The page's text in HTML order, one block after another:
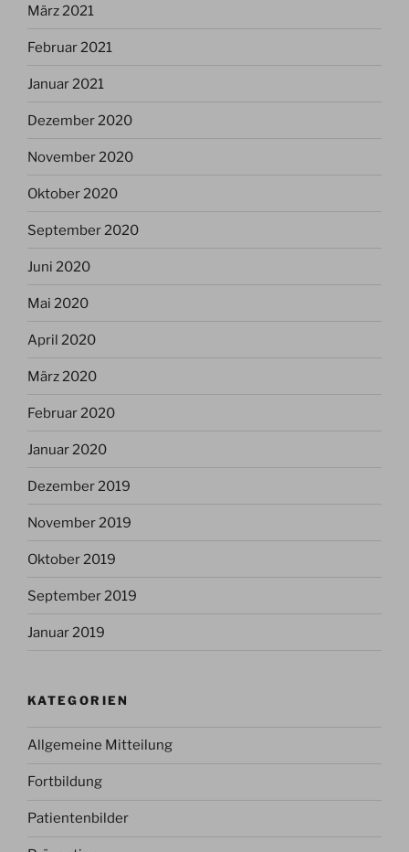
März 2021
Februar 2021
Januar 2021
Dezember 2020
November 2020
Oktober 2020
September 2020
Juni 2020
Mai 2020
April 2020
März 2020
Februar 2020
Januar 2020
Dezember 2019
November 2019
Oktober 2019
September 2019
Januar 2019
KATEGORIEN
Allgemeine Mitteilung
Fortbildung
Patientenbilder